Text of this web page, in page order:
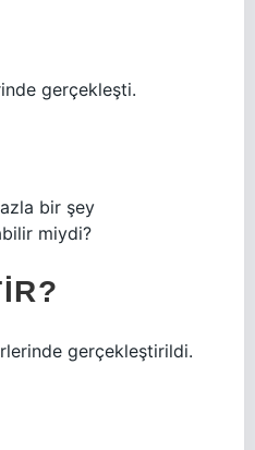
gerçekleşti.
bir şey
miydi?
gerçekleştirildi.